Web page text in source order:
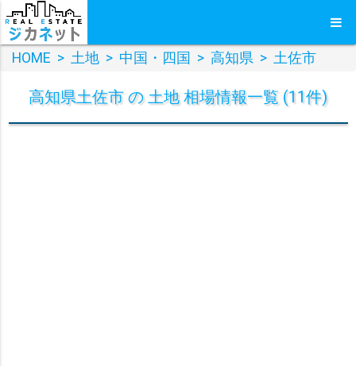
HOME > 土地 > 中国・四国 > 高知県 > 土佐市
高知県土佐市 の 土地 相場情報一覧 (11件)